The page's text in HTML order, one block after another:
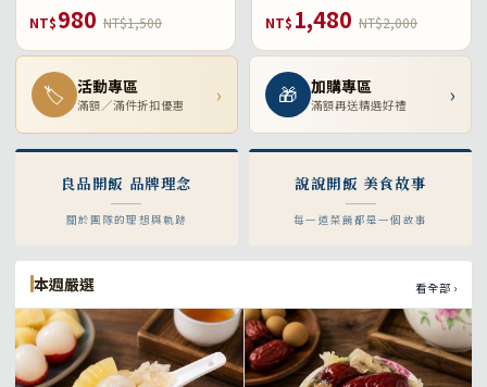
NT$980 NT$1,500 NT$ 1,480 NT$2,000
🏷 活動專區
滿額／滿件折扣優惠 › 🎁 加購專區
滿額再送精選好禮 ›
良品開飯 品牌理念
關於團隊的理想與軌跡
說說開飯 美食故事
每一道菜餚都是一個故事
本週嚴選 看全部 ›